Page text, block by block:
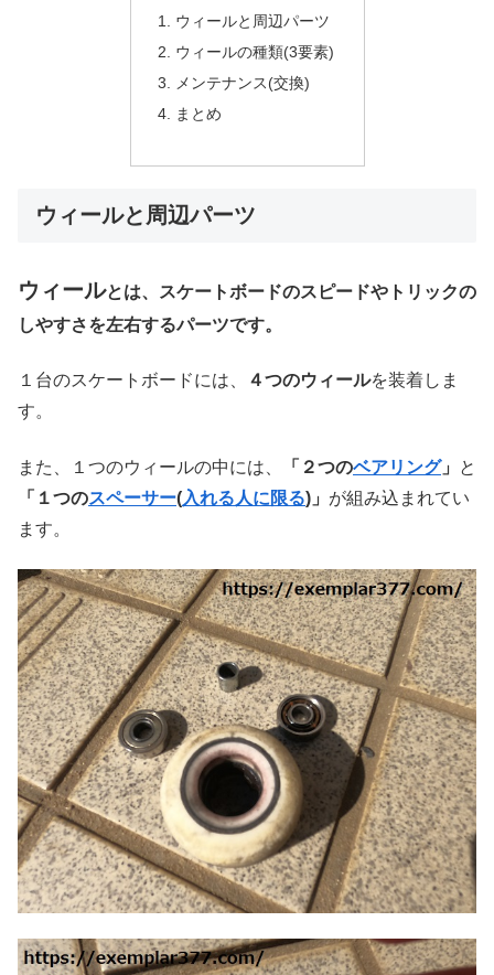
ウィールと周辺パーツ
ウィールの種類(3要素)
メンテナンス(交換)
まとめ
ウィールと周辺パーツ
ウィールとは、スケートボードのスピードやトリックの
しやすさを左右するパーツです。
１台のスケートボードには、 ４つのウィールを装着しま
す。
また、１つのウィールの中には、 「２つのベアリング」
と
「１つのスペーサー(入れる人に限る)」 が組み込まれてい
ます。